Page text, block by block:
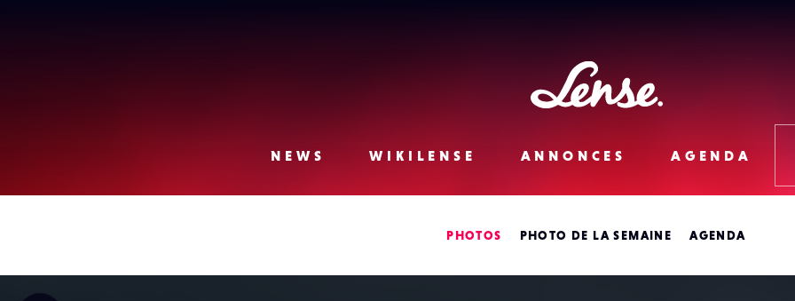
Lense
NEWS
WIKILENSE ANNONCES AGENDA
PHOTOS PHOTO DE LA SEMAINE AGENDA